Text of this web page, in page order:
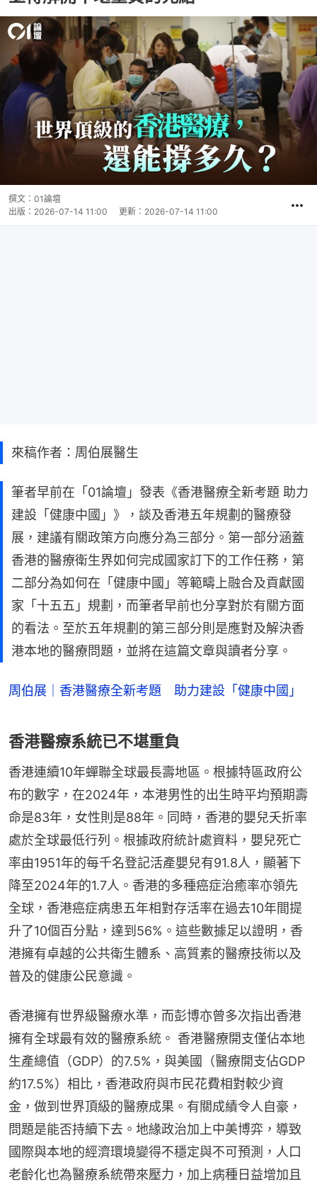
撰文： 01論壇
出版： 2026-07-14 11:00 更新： 2026-07-14 11:00
來稿作者：周伯展醫生
筆者早前在「01論壇」發表《香港醫療全新考題 助力
建設「健康中國」》，談及香港五年規劃的醫療發
展，建議有關政策方向應分為三部分。第一部分涵蓋
香港的醫療衛生界如何完成國家訂下的工作任務，第
二部分為如何在「健康中國」等範疇上融合及貢獻國
家「十五五」規劃，而筆者早前也分享對於有關方面
的看法。至於五年規劃的第三部分則是應對及解決香
港本地的醫療問題，並將在這篇文章與讀者分享。
周伯展｜香港醫療全新考題 助力建設「健康中國」
香港醫療系統已不堪重負
香港連續10年蟬聯全球最長壽地區。根據特區政府公
布的數字，在2024年，本港男性的出生時平均預期壽
命是83年，女性則是88年。同時，香港的嬰兒夭折率
處於全球最低行列。根據政府統計處資料，嬰兒死亡
率由1951年的每千名登記活產嬰兒有91.8人，顯著下
降至2024年的1.7人。香港的多種癌症治癒率亦領先
全球，香港癌症病患五年相對存活率在過去10年間提
升了10個百分點，達到56%。這些數據足以證明，香
港擁有卓越的公共衛生體系、高質素的醫療技術以及
普及的健康公民意識。
香港擁有世界級醫療水準，而彭博亦曾多次指出香港
擁有全球最有效的醫療系統。 香港醫療開支僅佔本地
生產總值（GDP）的7.5%，與美國（醫療開支佔GDP
約17.5%）相比，香港政府與市民花費相對較少資
金，做到世界頂級的醫療成果。有關成績令人自豪，
問題是能否持續下去。地緣政治加上中美博弈，導致
國際與本地的經濟環境變得不穩定與不可預測，人口
老齡化也為醫療系統帶來壓力，加上病種日益增加且